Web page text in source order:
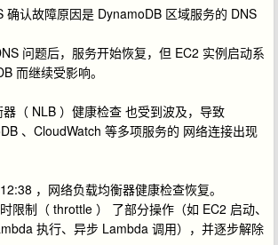
确认故障原因是 DynamoDB 区域服务的 DNS
问题后，服务开始恢复，但 EC2 实例启动系
而继续受影响。
（ NLB ）健康检查 也受到波及，导致
、CloudWatch 等多项服务的 网络连接出现
，网络负载均衡器健康检查恢复。
限制（ throttle ） 了部分操作（如 EC2 启动、
执行、异步 Lambda 调用），并逐步解除